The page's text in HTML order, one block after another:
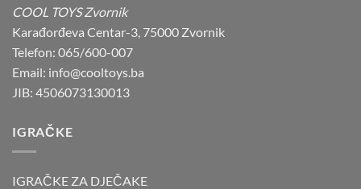
COOL TOYS Zvornik
Karađorđeva Centar-3, 75000 Zvornik
Telefon: 065/600-007
Email: info@cooltoys.ba
JIB: 4506073130013
IGRAČKE
IGRAČKE ZA DJEČAKE